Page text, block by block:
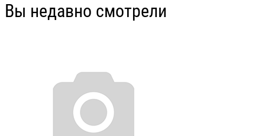
Вы недавно смотрели